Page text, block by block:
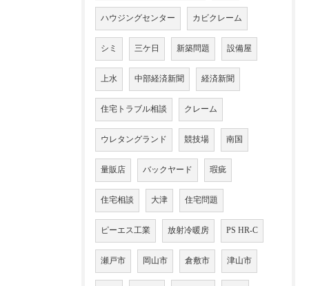
ハウジングセンター カビクレーム
シミ 三ケ日 新築問題 設備屋
上水 中部経済新聞 経済新聞
住宅トラブル相談 クレーム
ウレタングランド 競技場 南国
量販店 バックヤード 瑕疵
住宅相談 大津 住宅問題
ピーエス工業 放射冷暖房 PS HR-C
瀬戸市 岡山市 倉敷市 津山市